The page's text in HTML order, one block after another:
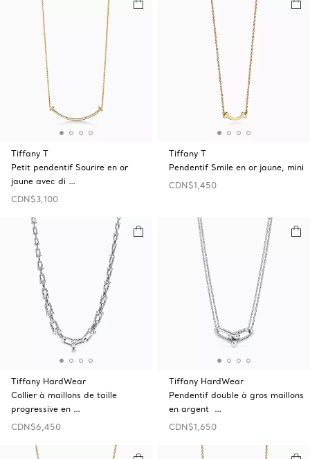
Tiffany T
Petit pendentif Sourire en or
jaune avec di …
CDN$3,100
Tiffany T
Pendentif Smile en or jaune, mini
CDN$1,450
Tiffany HardWear
Collier à maillons de taille
progressive en …
CDN$6,450
Tiffany HardWear
Pendentif double à gros maillons
en argent …
CDN$1,650